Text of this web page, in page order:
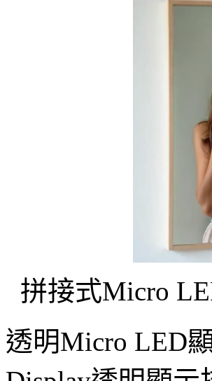
拼接式Micro
透明Micro LED